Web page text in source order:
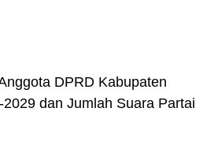
DPRD Kabupaten
dan Jumlah Suara Partai